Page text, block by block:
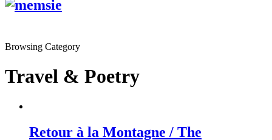
Browsing Category
Travel & Poetry
Retour à la Montagne / The